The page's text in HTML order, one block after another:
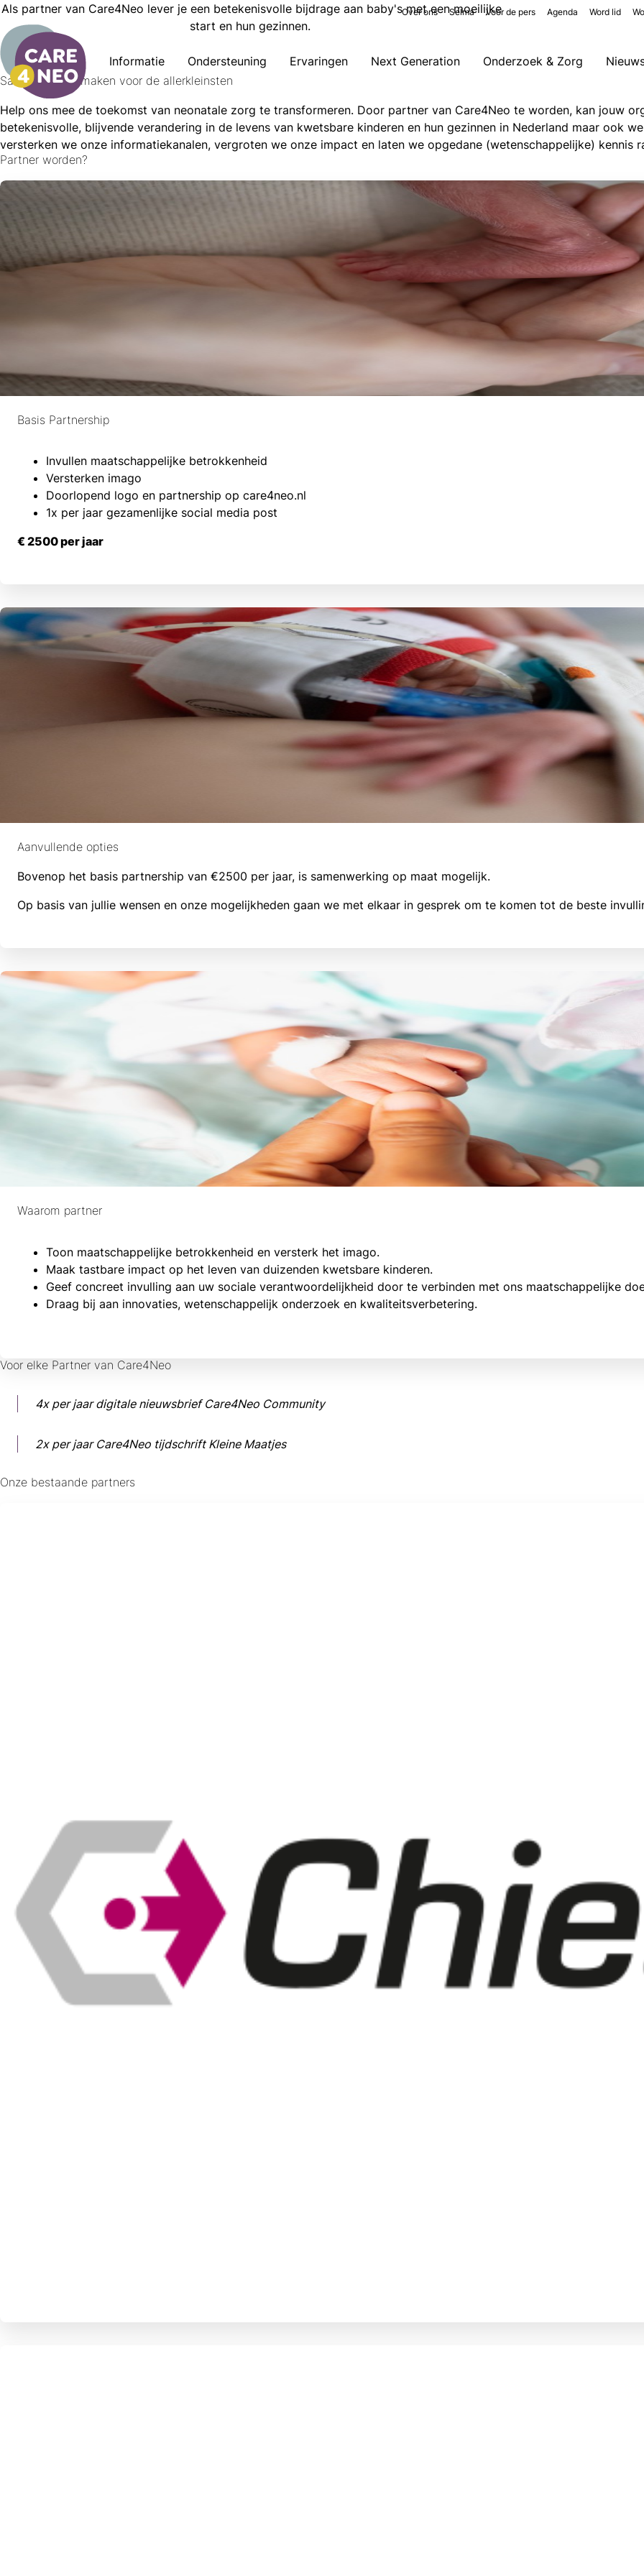
Informatie Ondersteuning Ervaringen Next Generation Onderzoek & Zorg
Over ons Selma Voor de pers Agenda Word lid
Als partner van Care4Neo lever je een betekenisvolle bijdrage aan baby's met een moeilijke
start en hun gezinnen.
Word partner
Samen impact maken voor de allerkleinsten
Help ons mee de toekomst van neonatale zorg te transformeren. Door partner van Care4Neo te worden, kan jouw
betekenisvolle, blijvende verandering in de levens van kwetsbare kinderen en hun gezinnen in Nederland maar ook
versterken we onze informatiekanalen, vergroten we onze impact en laten we opgedane (wetenschappelijke) kennis
Partner worden?
Basis Partnership
Invullen maatschappelijke betrokkenheid
Versterken imago
Doorlopend logo en partnership op care4neo.nl
1x per jaar gezamenlijke social media post
€ 2500 per jaar
Aanvullende opties
Bovenop het basis partnership van €2500 per jaar, is samenwerking op maat mogelijk.
Op basis van jullie wensen en onze mogelijkheden gaan we met elkaar in gesprek om te komen tot de beste
Waarom partner
Toon maatschappelijke betrokkenheid en versterk het imago.
Maak tastbare impact op het leven van duizenden kwetsbare kinderen.
Geef concreet invulling aan uw sociale verantwoordelijkheid door te verbinden met ons maatschappelijke
Draag bij aan innovaties, wetenschappelijk onderzoek en kwaliteitsverbetering.
Voor elke Partner van Care4Neo
4x per jaar digitale nieuwsbrief Care4Neo Community
2x per jaar Care4Neo tijdschrift Kleine Maatjes
Onze bestaande partners